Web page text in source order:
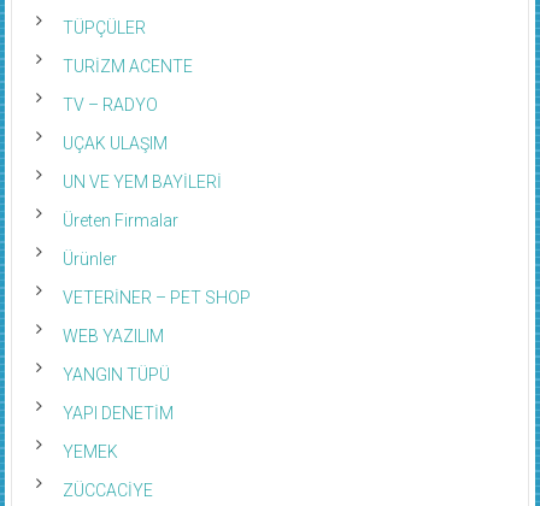
TÜPÇÜLER
TURİZM ACENTE
TV – RADYO
UÇAK ULAŞIM
UN VE YEM BAYİLERİ
Üreten Firmalar
Ürünler
VETERİNER – PET SHOP
WEB YAZILIM
YANGIN TÜPÜ
YAPI DENETİM
YEMEK
ZÜCCACİYE